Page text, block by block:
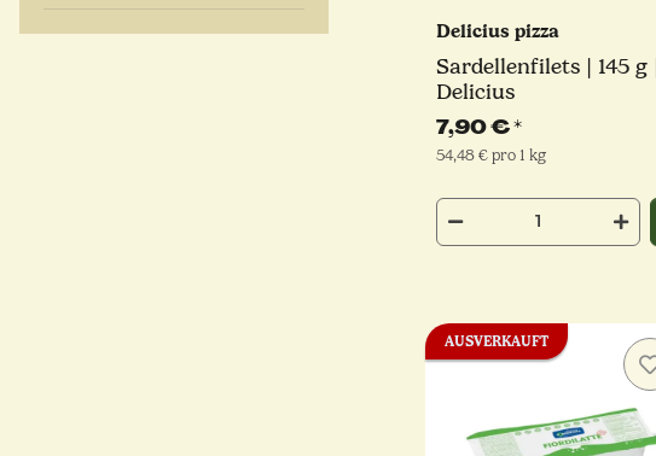
Delicius pizza
Sardellenfilets | 145 g |
Delicius
7,90 €*
54,48 € pro 1 kg
AUSVERKAUFT